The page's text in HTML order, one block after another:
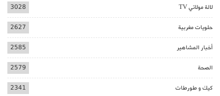
لالة مولاتي TV 3028
حلويات مغربية 2627
أخبار المشاهير 2585
الصحة 2579
كيك و طورطات 2341